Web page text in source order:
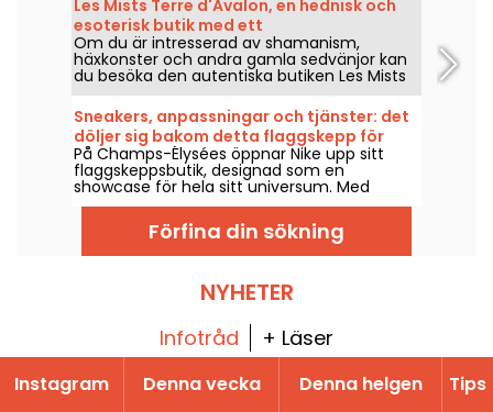
avkoppling, med en touch av nostalgi.
Les Mists Terre d'Avalon, en hednisk och
esoterisk butik med ett
meditationsområde
Om du är intresserad av shamanism,
häxkonster och andra gamla sedvänjor kan
du besöka den autentiska butiken Les Mists
Terre d'Avalon, som är specialiserad på
hedendom och är långt ifrån den senaste
modeflugan som dyker upp på sociala
nätverkssajter.
Sneakers, anpassningar och tjänster: det
döljer sig bakom detta flaggskepp för
sportmode på Champs-Élysées
På Champs-Élysées öppnar Nike upp sitt
flaggskeppsbutik, designad som en
showcase för hela sitt universum. Med
tjänster, skräddarsydda produkter och
efterlängtade lanseringar är butiken ett
uttryck för en ny strategi för att engagera
märket på den berömda avenue.
Förfina din sökning
NYHETER
Infotråd + Läser
Instagram Denna vecka Denna helgen Tips